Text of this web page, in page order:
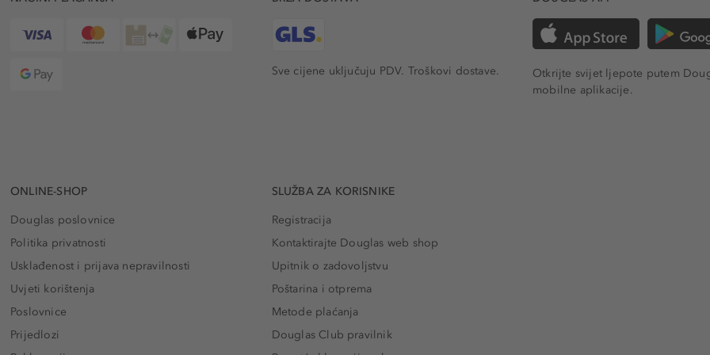
Sve cijene uključuju PDV. Troškovi dostave.
Otkrijte svijet ljepote putem
mobilne aplikacije.
ONLINE-SHOP
Douglas poslovnice
Politika privatnosti
Usklađenost i prijava nepravilnosti
Uvjeti korištenja
Poslovnice
Prijedlozi
SLUŽBA ZA KORISNIKE
Registracija
Kontaktirajte Douglas web shop
Upitnik o zadovoljstvu
Poštarina i otprema
Metode plaćanja
Douglas Club pravilnik